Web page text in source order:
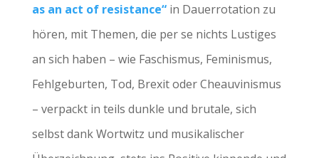
as an act of resistance“in Dauerrotation zu
hören, mit Themen, die per se nichts Lustiges
an sich haben – wie Faschismus, Feminismus,
Fehlgeburten, Tod, Brexit oder Cheauvinismus
– verpackt in teils dunkle und brutale, sich
selbst dank Wortwitz und musikalischer